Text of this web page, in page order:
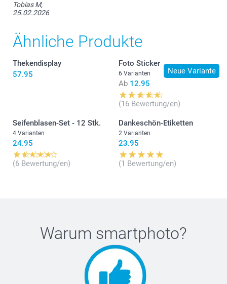
Tobias M,
25.02.2026
Ähnliche Produkte
Thekendisplay
57.95
Neue Variante
Foto Sticker
6 Varianten
Ab 12.95
(16 Bewertung/en)
Seifenblasen-Set - 12 Stk.
4 Varianten
24.95
(6 Bewertung/en)
Dankeschön-Etiketten
2 Varianten
23.95
(1 Bewertung/en)
Warum smartphoto?